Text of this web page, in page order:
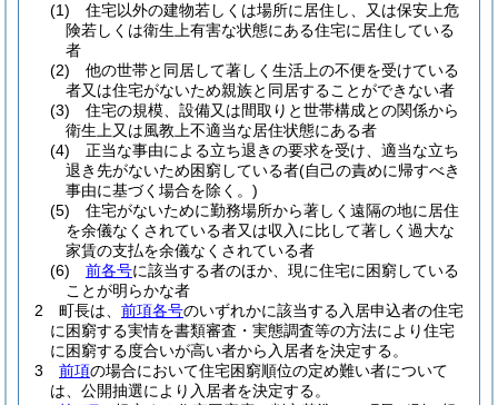
(1)
住宅以外の建物若しくは場所に居住し、又は保安上危
険若しくは衛生上有害な状態にある住宅に居住している
者
(2)
他の世帯と同居して著しく生活上の不便を受けている
者又は住宅がないため親族と同居することができない者
(3)
住宅の規模、設備又は間取りと世帯構成との関係から
衛生上又は風教上不適当な居住状態にある者
(4)
正当な事由による立ち退きの要求を受け、適当な立ち
退き先がないため困窮している者(自己の責めに帰すべき
事由に基づく場合を除く。)
(5)
住宅がないために勤務場所から著しく遠隔の地に居住
を余儀なくされている者又は収入に比して著しく過大な
家賃の支払を余儀なくされている者
(6)
前各号に該当する者のほか、現に住宅に困窮している
ことが明らかな者
2
町長は、 前項各号のいずれかに該当する入居申込者の住宅
に困窮する実情を書類審査・実態調査等の方法により住宅
に困窮する度合いが高い者から入居者を決定する。
3
前項の場合において住宅困窮順位の定め難い者について
は、公開抽選により入居者を決定する。